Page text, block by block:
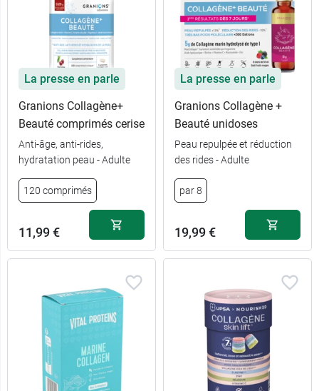
La presse en parle
Granions Collagène+
Beauté comprimés cerise
Anti-âge, anti-rides,
hydratation peau - Adulte
120 comprimés
11,99 €
La presse en parle
Granions Collagène +
Beauté unidoses
Peau repulpée et réduction
des rides - Adulte
par 8
19,99 €